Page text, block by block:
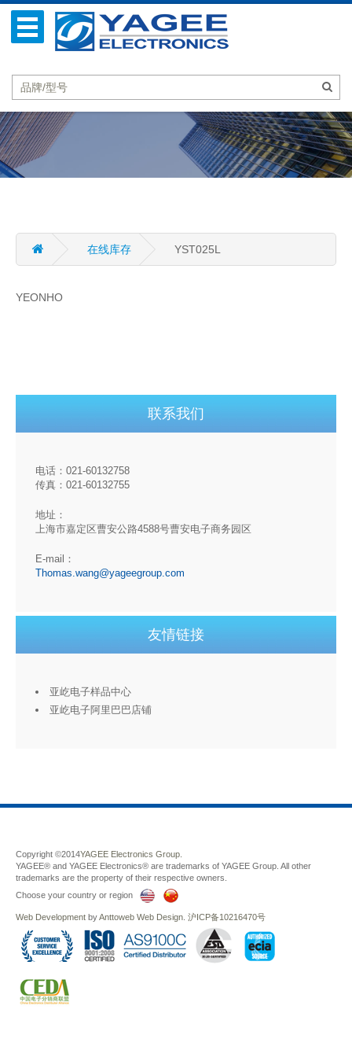
在线库存 YST025L
YEONHO
联系我们
电话：021-60132758
传真：021-60132755
地址：
上海市嘉定区曹安公路4588号曹安电子商务园区
E-mail：
Thomas.wang@yageegroup.com
友情链接
亚屹电子样品中心
亚屹电子阿里巴巴店铺
Copyright ©2014YAGEE Electronics Group.
YAGEE® and YAGEE Electronics® are trademarks of YAGEE Group. All other
trademarks are the property of their respective owners.
Choose your country or region
Web Development byAnttoweb Web Design 沪ICP备10216470号